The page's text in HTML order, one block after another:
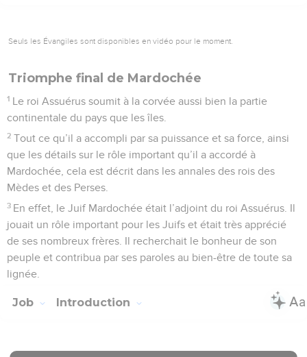
Seuls les Évangiles sont disponibles en vidéo pour le moment.
Triomphe final de Mardochée
1 Le roi Assuérus soumit à la corvée aussi bien la partie
continentale du pays que les îles.
2 Tout ce qu’il a accompli par sa puissance et sa force, ainsi
que les détails sur le rôle important qu’il a accordé à
Mardochée, cela est décrit dans les annales des rois des
Mèdes et des Perses.
3 En effet, le Juif Mardochée était l’adjoint du roi Assuérus. Il
jouait un rôle important pour les Juifs et était très apprécié
de ses nombreux frères. Il recherchait le bonheur de son
peuple et contribua par ses paroles au bien-être de toute sa
lignée.
Job Introduction